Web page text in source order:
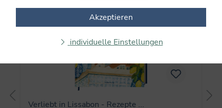
Verliebt in Lissabon - Rezepte ...
Akzeptieren
individuelle Einstellungen